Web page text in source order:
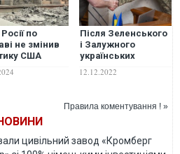
по
не змінив
США
по РФ, –
Після Зеленського
і Залужного
українських
політиків немає, це
політичний вакуум,
12.12.2022
Правила коментування ! »
цивільний завод «Кромберг